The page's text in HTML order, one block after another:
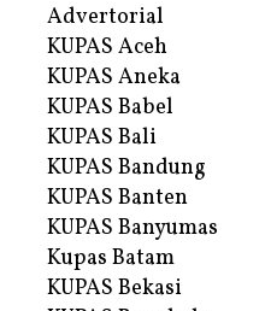
Advertorial
KUPAS Aceh
KUPAS Aneka
KUPAS Babel
KUPAS Bali
KUPAS Bandung
KUPAS Banten
KUPAS Banyumas
Kupas Batam
KUPAS Bekasi